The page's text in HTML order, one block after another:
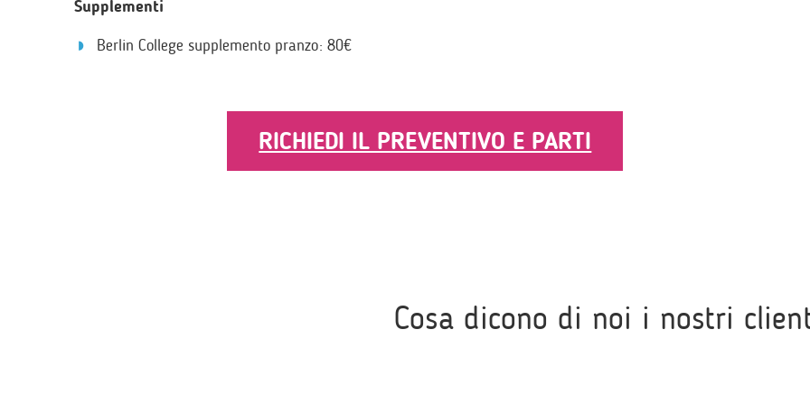
Supplementi
Berlin College supplemento pranzo: 80€
RICHIEDI IL PREVENTIVO E PARTI
Cosa dicono di noi i nostri